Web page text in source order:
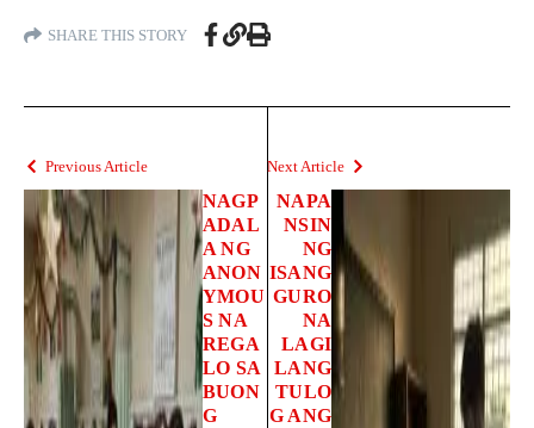
SHARE THIS STORY
Previous Article
NAGP
ADAL
A NG
ANON
YMOU
S NA
REGA
LO SA
BUON
G
Next Article
NAPA
NSIN
NG
ISANG
GURO
NA
LAGI
LANG
TULO
G ANG